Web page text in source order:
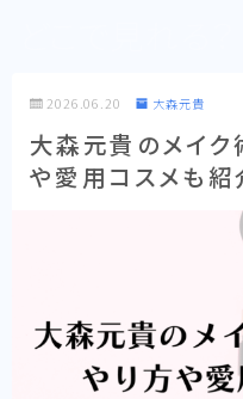
2026.06.20 大森元貴
大森元貴のメイク
や愛用コスメも紹